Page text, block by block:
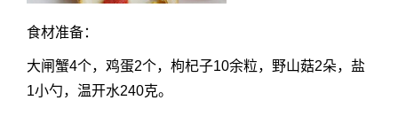
食材准备：
大闸蟹4个，鸡蛋2个，枸杞子10余粒，野山菇2朵，盐
1小勺，温开水240克。